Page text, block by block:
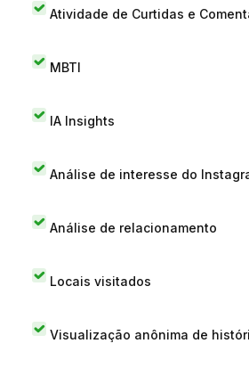
Atividade de Curtidas e
MBTI
IA Insights
Análise de interesse do
Análise de relacionamento
Locais visitados
Visualização anônima de